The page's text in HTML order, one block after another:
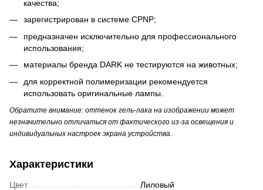
качества;
зарегистрирован в системе CPNP;
предназначен исключительно для профессионального
использования;
материалы бренда DARK не тестируются на животных;
для корректной полимеризации рекомендуется
использовать оригинальные лампы.
Обратите внимание: оттенок гель-лака на изображении может
незначительно отличаться от фактического из-за освещения и
индивидуальных настроек экрана устройства.
Характеристики
Цвет Лиловый